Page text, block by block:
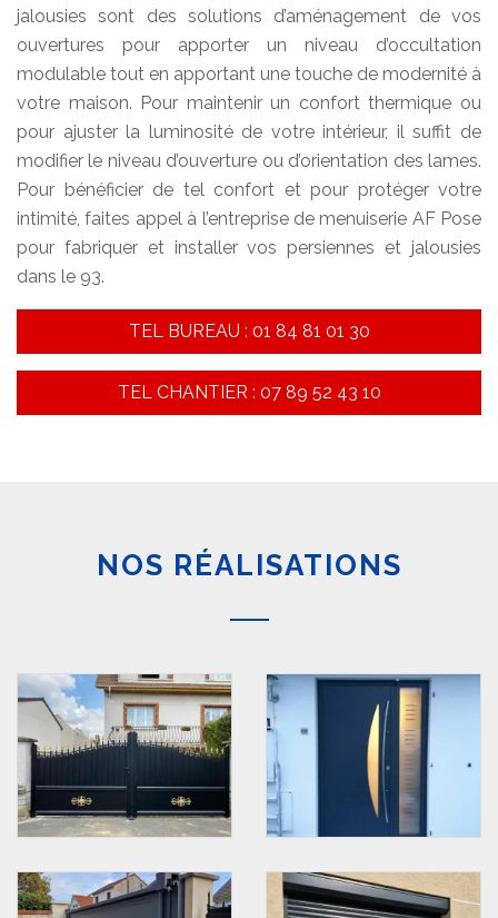
jalousies sont des solutions d’aménagement de vos
ouvertures pour apporter un niveau d’occultation
modulable tout en apportant une touche de modernité à
votre maison. Pour maintenir un confort thermique ou
pour ajuster la luminosité de votre intérieur, il suffit de
modifier le niveau d’ouverture ou d’orientation des lames.
Pour bénéficier de tel confort et pour protéger votre
intimité, faites appel à l’entreprise de menuiserie AF Pose
pour fabriquer et installer vos persiennes et jalousies
dans le 93.
TEL BUREAU : 01 84 81 01 30
TEL CHANTIER : 07 89 52 43 10
NOS RÉALISATIONS